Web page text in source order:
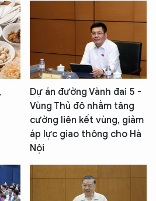
Dự án đường Vành đai 5 -
Vùng Thủ đô nhằm tăng
cường liên kết vùng, giảm
áp lực giao thông cho Hà
Nội